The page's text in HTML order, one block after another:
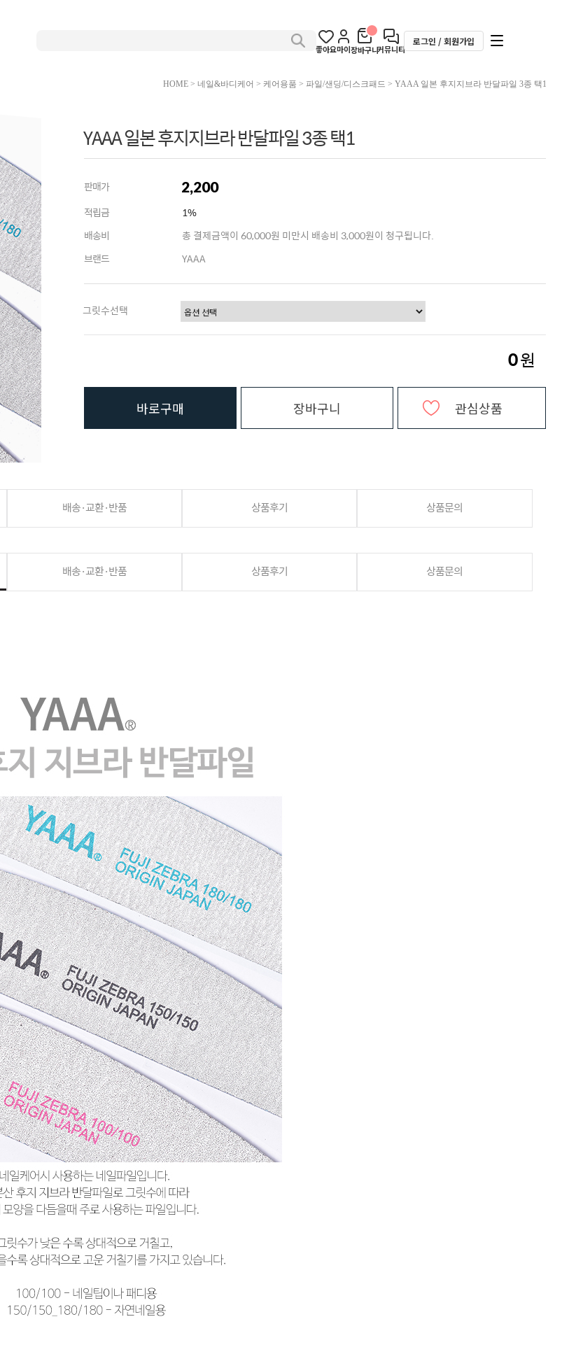
좋아요마이장바구니커뮤니티
로그인 / 회원가입
HOME> 네일&바디케어 > 케어용품 > 파일/샌딩/디스크패드 > YAAA 일본 후지지브라 반달파일 3종 택1
YAAA 일본 후지지브라 반달파일 3종 택1
판매가 2,200
적립금
1%
배송비
총 결제금액이 60,000원 미만시 배송비 3,000원이 청구됩니다.
브랜드
YAAA
그릿수선택
0원
바로구매 장바구니 관심상품
배송·교환·반품 상품후기 상품문의
배송·교환·반품 상품후기 상품문의